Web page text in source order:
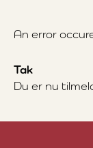
An error
Tak
Du er nu